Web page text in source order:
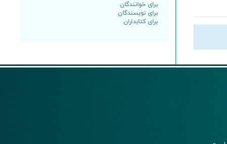
برای خوانندگان
برای نویسندگان
برای کتابداران